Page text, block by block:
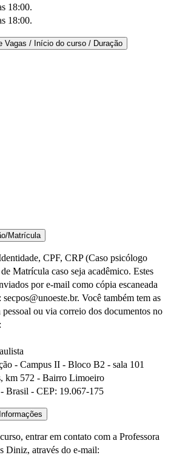
18:00.
18:00.
Carga Horária / Número de Vagas / Início do curso / Duração
Matrícula
CPF, CRP (Caso psicólogo
Matrícula caso seja acadêmico. Estes
por e-mail como cópia escaneada
Você também tem as
pessoal ou via correio dos documentos no
- Campus II - Bloco B2 - sala 101
km 572 - Bairro Limoeiro
Brasil - CEP: 19.067-175
entrar em contato com a Professora
Diniz, através do e-mail: